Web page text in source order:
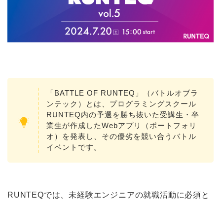
「BATTLE OF RUNTEQ」（バトルオブラ
ンテック）とは、プログラミングスクール
RUNTEQ内の予選を勝ち抜いた受講生・卒
業生が作成したWebアプリ（ポートフォリ
オ）を発表し、その優劣を競い合うバトル
イベントです。
RUNTEQでは、未経験エンジニアの就職活動に必須と